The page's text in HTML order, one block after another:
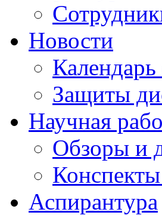
Новости
Защиты
Научная
Обзоры и
Аспирантура